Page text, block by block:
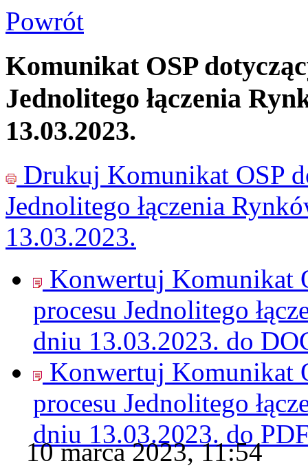
Powrót
Komunikat OSP
Jednolitego łączenia
13.03.2023.
Drukuj Komunikat OSP
Jednolitego łączenia
13.03.2023.
Konwertuj Komunikat
procesu Jednolitego
dniu 13.03.2023. do
Konwertuj Komunikat
procesu Jednolitego
dniu 13.03.2023. do
10 marca 2023, 11:54